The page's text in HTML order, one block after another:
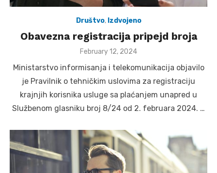
Društvo, Izdvojeno
Obavezna registracija pripejd broja
Posted
February 12, 2024
Ministarstvo informisanja i telekomunikacija objavilo
je Pravilnik o tehničkim uslovima za registraciju
krajnjih korisnika usluge sa plaćanjem unapred u
Službenom glasniku broj 8/24 od 2. februara 2024. …